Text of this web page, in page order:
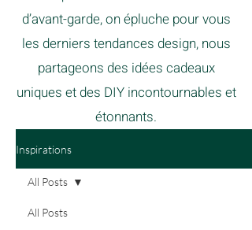
d’avant-garde, on épluche pour vous
les derniers tendances design, nous
partageons des idées cadeaux
uniques et des DIY incontournables et
étonnants.
Inspirations
All Posts
All Posts